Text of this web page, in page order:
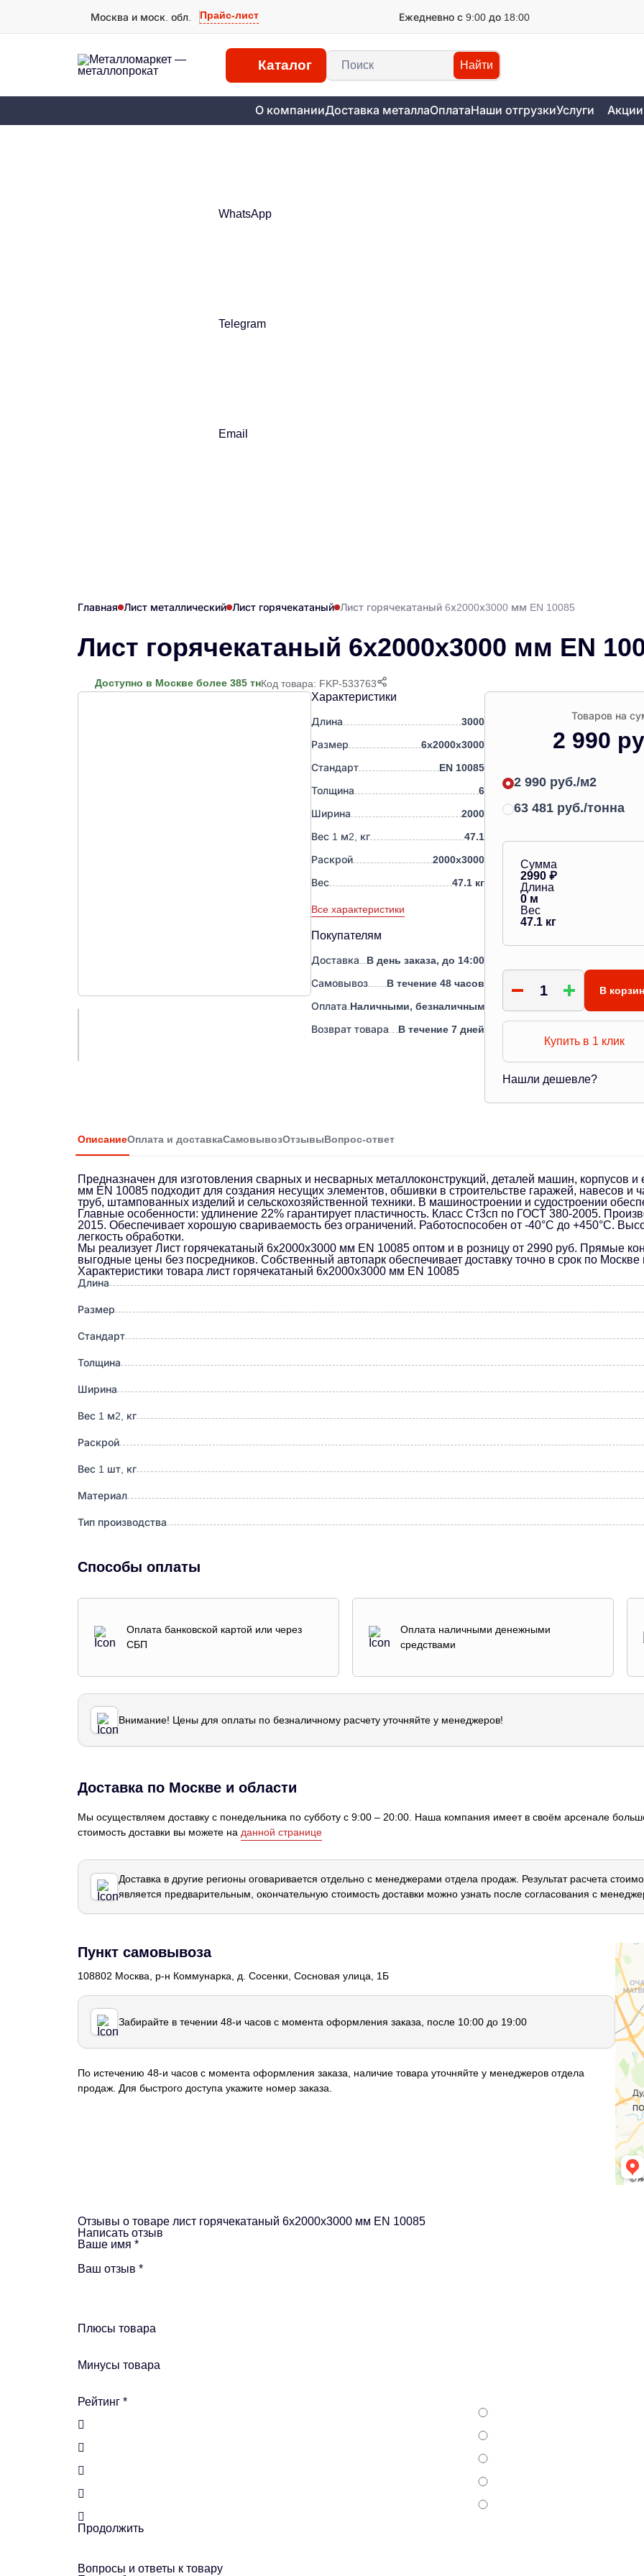
Москва и моск. обл. Прайс-лист Ежедневно с 9:00 до 18:00
Каталог Найти
О компанииДоставка металлаОплатаНаши отгрузкиУслуги
WhatsApp
Telegram
Email
Главная Лист металлический Лист горячекатаный Лист горячекатаный 6х2000х3000 мм EN 10085
Лист горячекатаный 6х2000х3000 мм EN
Доступно в Москве более 385 тнКод товара: FKP-533763
Характеристики
Длина
3000
Размер
6х2000х3000
Стандарт
EN 10085
Толщина
6
Ширина
2000
Вес 1 м2, кг
47.1
Раскрой
2000х3000
Вес
47.1 кг
Все характеристики
Покупателям
Доставка
В день заказа, до 14:00
Самовывоз
В течение 48 часов
Оплата Наличными, безналичным
Возврат товара
В течение 7 дней
Товаров на
2 990
2 990 руб./м2
63 481 руб./тонна
Сумма
2990 ₽
Длина
0 м
Вес
47.1 кг
В
Купить в 1 клик
Нашли дешевле?
ОписаниеОплата и доставкаСамовывозОтзывыВопрос-ответ
Предназначен для изготовления сварных и несварных металлоконструкций, деталей машин, корпусов
мм EN 10085 подходит для создания несущих элементов, обшивки в строительстве гаражей, навесов и
труб, штампованных изделий и сельскохозяйственной техники. В машиностроении и судостроении
Главные особенности: удлинение 22% гарантирует пластичность. Класс Ст3сп по ГОСТ 380-2005.
2015. Обеспечивает хорошую свариваемость без ограничений. Работоспособен от -40°C до +450°C.
легкость обработки.
Мы реализует Лист горячекатаный 6х2000х3000 мм EN 10085 оптом и в розницу от 2990 руб. Прямые
выгодные цены без посредников. Собственный автопарк обеспечивает доставку точно в срок по Москве
Характеристики товара лист горячекатаный 6х2000х3000 мм EN 10085
Длина
Размер
Стандарт
Толщина
Ширина
Вес 1 м2, кг
Раскрой
Вес 1 шт, кг
Материал
Тип производства
Способы оплаты
Оплата банковской картой или через
СБП
Оплата наличными денежными
средствами
Внимание! Цены для оплаты по безналичному расчету уточняйте у менеджеров!
Доставка по Москве и области
Мы осуществляем доставку с понедельника по субботу с 9:00 – 20:00. Наша компания имеет в своём арсенале
стоимость доставки вы можете на данной странице
Доставка в другие регионы оговаривается отдельно с менеджерами отдела продаж. Результат расчета
является предварительным, окончательную стоимость доставки можно узнать после согласования с
Пункт самовывоза
108802 Москва, р-н Коммунарка, д. Сосенки, Сосновая улица, 1Б
Забирайте в течении 48-и часов с момента оформления заказа, после 10:00 до 19:00
По истечению 48-и часов с момента оформления заказа, наличие товара уточняйте у менеджеров отдела
продаж. Для быстрого доступа укажите номер заказа.
Отзывы о товаре лист горячекатаный 6х2000х3000 мм EN 10085
Написать отзыв
Ваше имя *
Ваш отзыв *
Плюсы товара
Минусы товара
Рейтинг *
Продолжить
Вопросы и ответы к товару